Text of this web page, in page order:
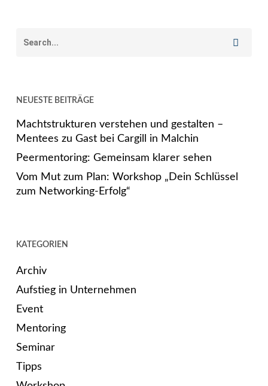
NEUESTE BEITRÄGE
Machtstrukturen verstehen und gestalten –
Mentees zu Gast bei Cargill in Malchin
Peermentoring: Gemeinsam klarer sehen
Vom Mut zum Plan: Workshop „Dein Schlüssel
zum Networking-Erfolg“
KATEGORIEN
Archiv
Aufstieg in Unternehmen
Event
Mentoring
Seminar
Tipps